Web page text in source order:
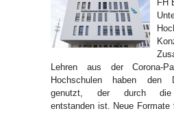
FH
Lehren aus der Corona-
Hochschulen haben den
genutzt, der durch die
entstanden ist. Neue Formate